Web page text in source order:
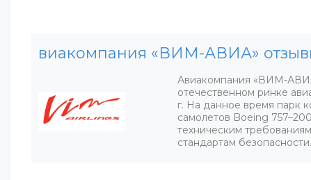
виакомпания «ВИМ-АВИА»
Авиакомпания «ВИМ-
отечественном ринке
г. На данное время парк
самолетов Boeing
техническим
стандартам безопасности.